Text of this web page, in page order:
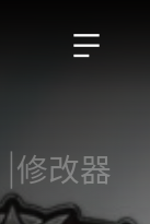
|修改器